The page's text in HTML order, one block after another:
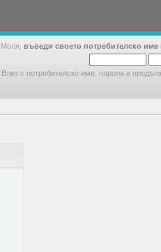
. Моля, въведи своето потребителско име
Влез с потребителско име, парола и